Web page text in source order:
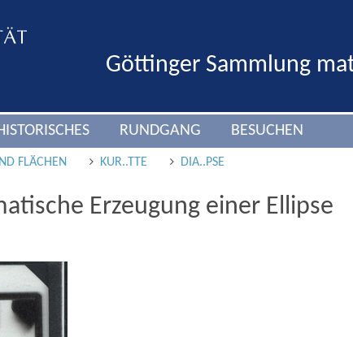
Göttinger Sammlung
RUNDGANG BESUCHEN
FLÄCHEN KUR..TTE DIA..PSE
Erzeugung einer Ellipse